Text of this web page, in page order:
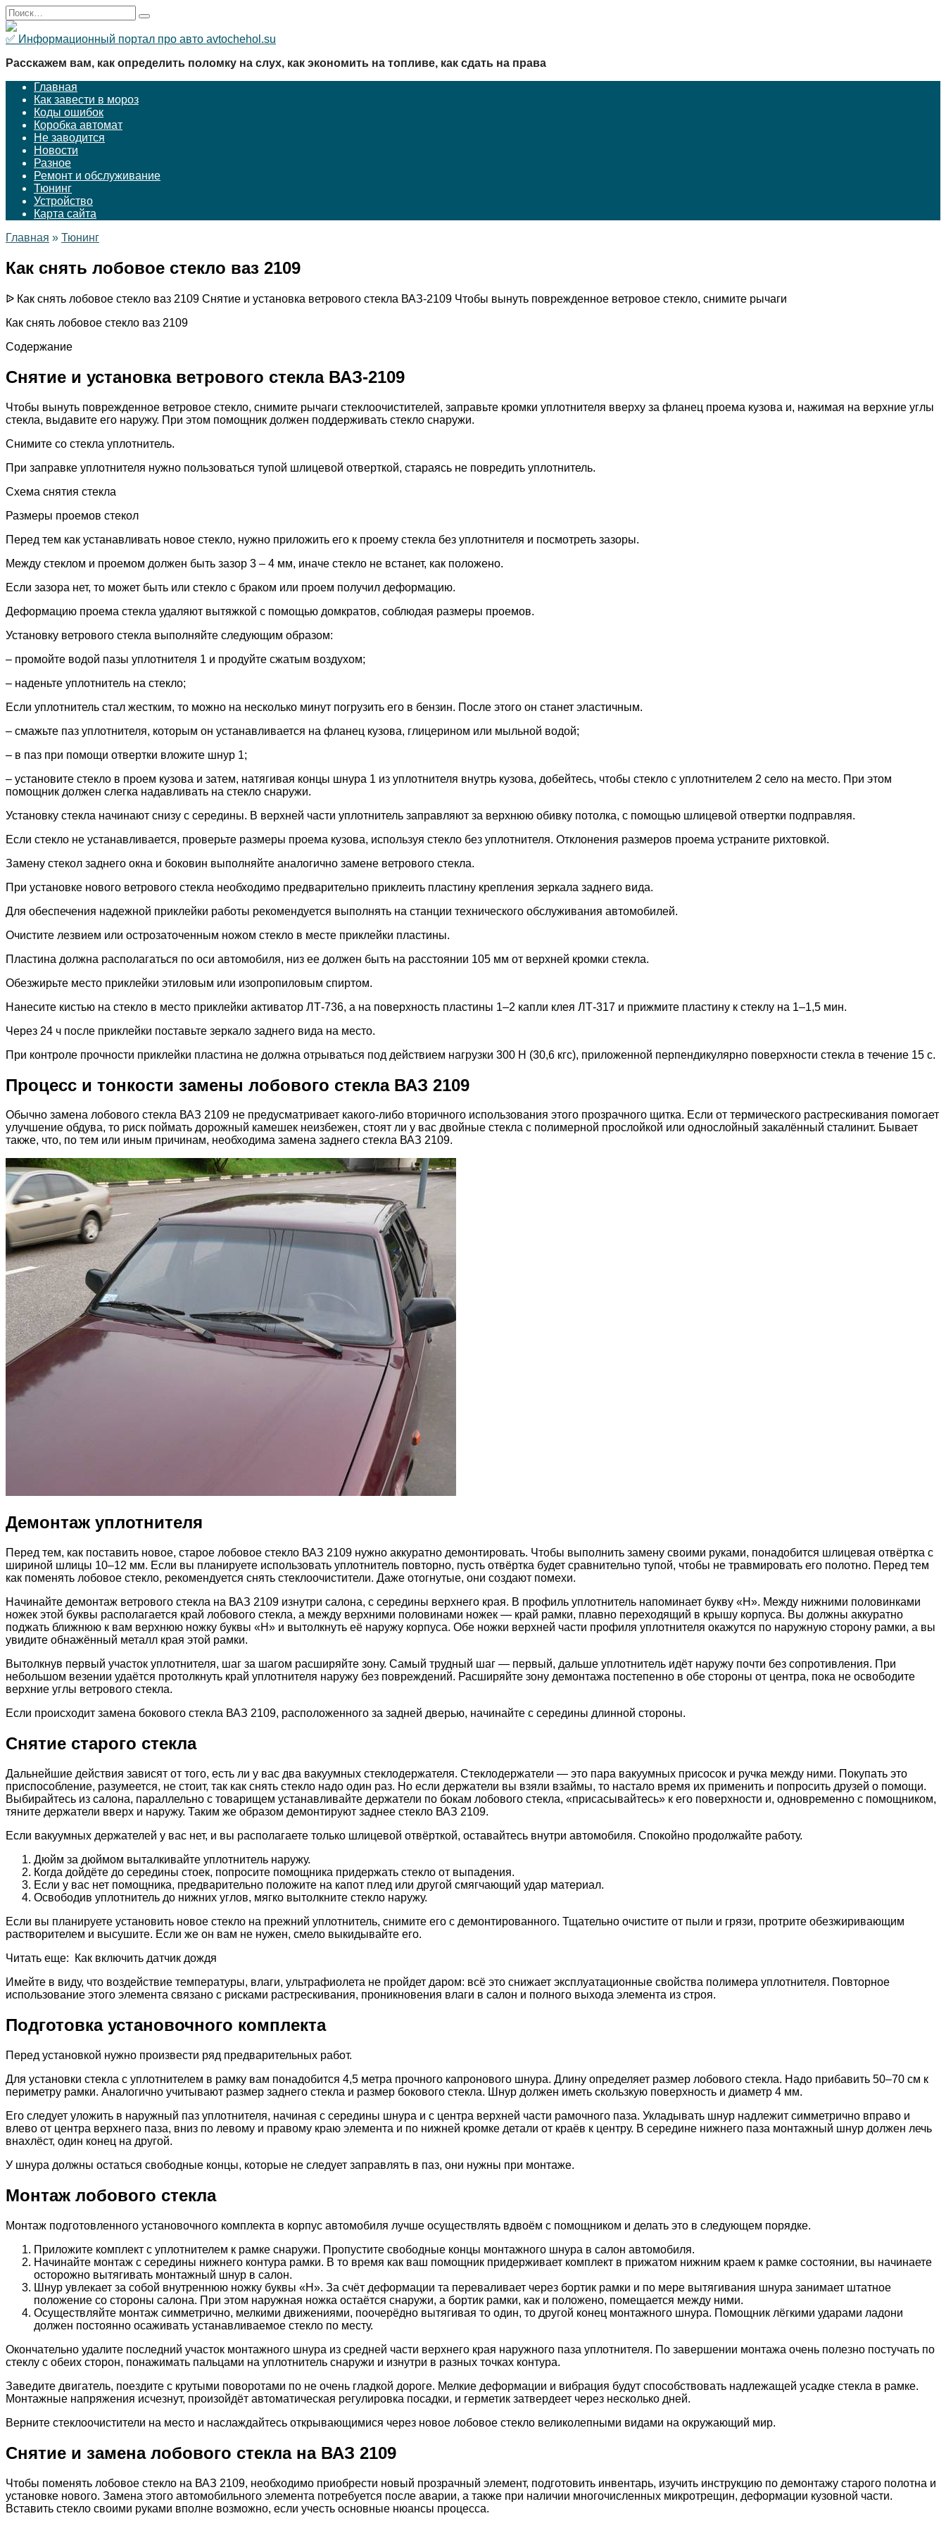
Перейти
к
содержанию
Search
for:
✅ Информационный портал про авто avtochehol.su
Расскажем вам, как определить поломку на слух, как экономить на топливе, как сдать на права
Главная
Как завести в мороз
Коды ошибок
Коробка автомат
Не заводится
Новости
Разное
Ремонт и обслуживание
Тюнинг
Устройство
Карта сайта
Главная » Тюнинг
Как снять лобовое стекло ваз 2109
ᐉ Как снять лобовое стекло ваз 2109 Снятие и установка ветрового стекла ВАЗ-2109 Чтобы вынуть поврежденное ветровое стекло, снимите рычаги
Как снять лобовое стекло ваз 2109
Содержание
Снятие и установка ветрового стекла ВАЗ-2109
Чтобы вынуть поврежденное ветровое стекло, снимите рычаги стеклоочистителей, заправьте кромки уплотнителя вверху за фланец проема кузова и, нажимая на верхние углы
стекла, выдавите его наружу. При этом помощник должен поддерживать стекло снаружи.
Снимите со стекла уплотнитель.
При заправке уплотнителя нужно пользоваться тупой шлицевой отверткой, стараясь не повредить уплотнитель.
Схема снятия стекла
Размеры проемов стекол
Перед тем как устанавливать новое стекло, нужно приложить его к проему стекла без уплотнителя и посмотреть зазоры.
Между стеклом и проемом должен быть зазор 3 – 4 мм, иначе стекло не встанет, как положено.
Если зазора нет, то может быть или стекло с браком или проем получил деформацию.
Деформацию проема стекла удаляют вытяжкой с помощью домкратов, соблюдая размеры проемов.
Установку ветрового стекла выполняйте следующим образом:
– промойте водой пазы уплотнителя 1 и продуйте сжатым воздухом;
– наденьте уплотнитель на стекло;
Если уплотнитель стал жестким, то можно на несколько минут погрузить его в бензин. После этого он станет эластичным.
– смажьте паз уплотнителя, которым он устанавливается на фланец кузова, глицерином или мыльной водой;
– в паз при помощи отвертки вложите шнур 1;
– установите стекло в проем кузова и затем, натягивая концы шнура 1 из уплотнителя внутрь кузова, добейтесь, чтобы стекло с уплотнителем 2 село на место. При этом
помощник должен слегка надавливать на стекло снаружи.
Установку стекла начинают снизу с середины. В верхней части уплотнитель заправляют за верхнюю обивку потолка, с помощью шлицевой отвертки подправляя.
Если стекло не устанавливается, проверьте размеры проема кузова, используя стекло без уплотнителя. Отклонения размеров проема устраните рихтовкой.
Замену стекол заднего окна и боковин выполняйте аналогично замене ветрового стекла.
При установке нового ветрового стекла необходимо предварительно приклеить пластину крепления зеркала заднего вида.
Для обеспечения надежной приклейки работы рекомендуется выполнять на станции технического обслуживания автомобилей.
Очистите лезвием или острозаточенным ножом стекло в месте приклейки пластины.
Пластина должна располагаться по оси автомобиля, низ ее должен быть на расстоянии 105 мм от верхней кромки стекла.
Обезжирьте место приклейки этиловым или изопропиловым спиртом.
Нанесите кистью на стекло в место приклейки активатор ЛТ-736, а на поверхность пластины 1–2 капли клея ЛТ-317 и прижмите пластину к стеклу на 1–1,5 мин.
Через 24 ч после приклейки поставьте зеркало заднего вида на место.
При контроле прочности приклейки пластина не должна отрываться под действием нагрузки 300 Н (30,6 кгс), приложенной перпендикулярно поверхности стекла в течение 15 с.
Процесс и тонкости замены лобового стекла ВАЗ 2109
Обычно замена лобового стекла ВАЗ 2109 не предусматривает какого-либо вторичного использования этого прозрачного щитка. Если от термического растрескивания помогает
улучшение обдува, то риск поймать дорожный камешек неизбежен, стоят ли у вас двойные стекла с полимерной прослойкой или однослойный закалённый сталинит. Бывает
также, что, по тем или иным причинам, необходима замена заднего стекла ВАЗ 2109.
Демонтаж уплотнителя
Перед тем, как поставить новое, старое лобовое стекло ВАЗ 2109 нужно аккуратно демонтировать. Чтобы выполнить замену своими руками, понадобится шлицевая отвёртка с
шириной шлицы 10–12 мм. Если вы планируете использовать уплотнитель повторно, пусть отвёртка будет сравнительно тупой, чтобы не травмировать его полотно. Перед тем
как поменять лобовое стекло, рекомендуется снять стеклоочистители. Даже отогнутые, они создают помехи.
Начинайте демонтаж ветрового стекла на ВАЗ 2109 изнутри салона, с середины верхнего края. В профиль уплотнитель напоминает букву «Н». Между нижними половинками
ножек этой буквы располагается край лобового стекла, а между верхними половинами ножек — край рамки, плавно переходящий в крышу корпуса. Вы должны аккуратно
поджать ближнюю к вам верхнюю ножку буквы «Н» и вытолкнуть её наружу корпуса. Обе ножки верхней части профиля уплотнителя окажутся по наружную сторону рамки, а вы
увидите обнажённый металл края этой рамки.
Вытолкнув первый участок уплотнителя, шаг за шагом расширяйте зону. Самый трудный шаг — первый, дальше уплотнитель идёт наружу почти без сопротивления. При
небольшом везении удаётся протолкнуть край уплотнителя наружу без повреждений. Расширяйте зону демонтажа постепенно в обе стороны от центра, пока не освободите
верхние углы ветрового стекла.
Если происходит замена бокового стекла ВАЗ 2109, расположенного за задней дверью, начинайте с середины длинной стороны.
Снятие старого стекла
Дальнейшие действия зависят от того, есть ли у вас два вакуумных стеклодержателя. Стеклодержатели — это пара вакуумных присосок и ручка между ними. Покупать это
приспособление, разумеется, не стоит, так как снять стекло надо один раз. Но если держатели вы взяли взаймы, то настало время их применить и попросить друзей о помощи.
Выбирайтесь из салона, параллельно с товарищем устанавливайте держатели по бокам лобового стекла, «присасывайтесь» к его поверхности и, одновременно с помощником,
тяните держатели вверх и наружу. Таким же образом демонтируют заднее стекло ВАЗ 2109.
Если вакуумных держателей у вас нет, и вы располагаете только шлицевой отвёрткой, оставайтесь внутри автомобиля. Спокойно продолжайте работу.
Дюйм за дюймом выталкивайте уплотнитель наружу.
Когда дойдёте до середины стоек, попросите помощника придержать стекло от выпадения.
Если у вас нет помощника, предварительно положите на капот плед или другой смягчающий удар материал.
Освободив уплотнитель до нижних углов, мягко вытолкните стекло наружу.
Если вы планируете установить новое стекло на прежний уплотнитель, снимите его с демонтированного. Тщательно очистите от пыли и грязи, протрите обезжиривающим
растворителем и высушите. Если же он вам не нужен, смело выкидывайте его.
Читать еще: Как включить датчик дождя
Имейте в виду, что воздействие температуры, влаги, ультрафиолета не пройдет даром: всё это снижает эксплуатационные свойства полимера уплотнителя. Повторное
использование этого элемента связано с рисками растрескивания, проникновения влаги в салон и полного выхода элемента из строя.
Подготовка установочного комплекта
Перед установкой нужно произвести ряд предварительных работ.
Для установки стекла с уплотнителем в рамку вам понадобится 4,5 метра прочного капронового шнура. Длину определяет размер лобового стекла. Надо прибавить 50–70 см к
периметру рамки. Аналогично учитывают размер заднего стекла и размер бокового стекла. Шнур должен иметь скользкую поверхность и диаметр 4 мм.
Его следует уложить в наружный паз уплотнителя, начиная с середины шнура и с центра верхней части рамочного паза. Укладывать шнур надлежит симметрично вправо и
влево от центра верхнего паза, вниз по левому и правому краю элемента и по нижней кромке детали от краёв к центру. В середине нижнего паза монтажный шнур должен лечь
внахлёст, один конец на другой.
У шнура должны остаться свободные концы, которые не следует заправлять в паз, они нужны при монтаже.
Монтаж лобового стекла
Монтаж подготовленного установочного комплекта в корпус автомобиля лучше осуществлять вдвоём с помощником и делать это в следующем порядке.
Приложите комплект с уплотнителем к рамке снаружи. Пропустите свободные концы монтажного шнура в салон автомобиля.
Начинайте монтаж с середины нижнего контура рамки. В то время как ваш помощник придерживает комплект в прижатом нижним краем к рамке состоянии, вы начинаете
осторожно вытягивать монтажный шнур в салон.
Шнур увлекает за собой внутреннюю ножку буквы «Н». За счёт деформации та переваливает через бортик рамки и по мере вытягивания шнура занимает штатное
положение со стороны салона. При этом наружная ножка остаётся снаружи, а бортик рамки, как и положено, помещается между ними.
Осуществляйте монтаж симметрично, мелкими движениями, поочерёдно вытягивая то один, то другой конец монтажного шнура. Помощник лёгкими ударами ладони
должен постоянно осаживать устанавливаемое стекло по месту.
Окончательно удалите последний участок монтажного шнура из средней части верхнего края наружного паза уплотнителя. По завершении монтажа очень полезно постучать по
стеклу с обеих сторон, понажимать пальцами на уплотнитель снаружи и изнутри в разных точках контура.
Заведите двигатель, поездите с крутыми поворотами по не очень гладкой дороге. Мелкие деформации и вибрация будут способствовать надлежащей усадке стекла в рамке.
Монтажные напряжения исчезнут, произойдёт автоматическая регулировка посадки, и герметик затвердеет через несколько дней.
Верните стеклоочистители на место и наслаждайтесь открывающимися через новое лобовое стекло великолепными видами на окружающий мир.
Снятие и замена лобового стекла на ВАЗ 2109
Чтобы поменять лобовое стекло на ВАЗ 2109, необходимо приобрести новый прозрачный элемент, подготовить инвентарь, изучить инструкцию по демонтажу старого полотна и
установке нового. Замена этого автомобильного элемента потребуется после аварии, а также при наличии многочисленных микротрещин, деформации кузовной части.
Вставить стекло своими руками вполне возможно, если учесть основные нюансы процесса.